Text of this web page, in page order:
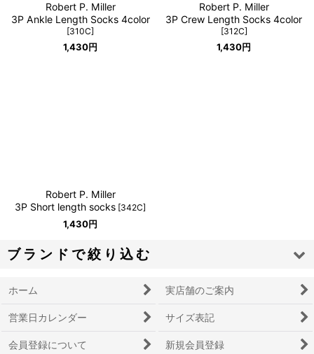
Robert P. Miller
3P Ankle Length Socks 4color
[310C]
1,430円
Robert P. Miller
3P Crew Length Socks 4color
[312C]
1,430円
Robert P. Miller
3P Short length socks [342C]
1,430円
ブランドで絞り込む
adidas
AMERICAN NEEDLE
ホーム 実店舗のご案内
営業日カレンダー サイズ表記
会員登録について 新規会員登録